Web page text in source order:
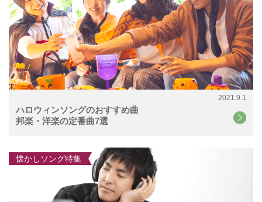
2021.9.1
ハロウィンソングのおすすめ曲
邦楽・洋楽の定番曲7選
懐かしソング特集